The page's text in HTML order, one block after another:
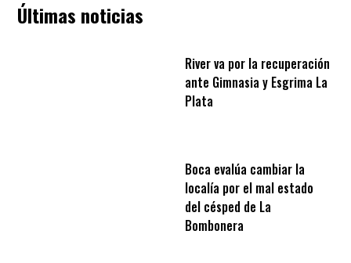
Últimas noticias
River va por la recuperación
ante Gimnasia y Esgrima La
Plata
Boca evalúa cambiar la
localía por el mal estado
del césped de La
Bombonera